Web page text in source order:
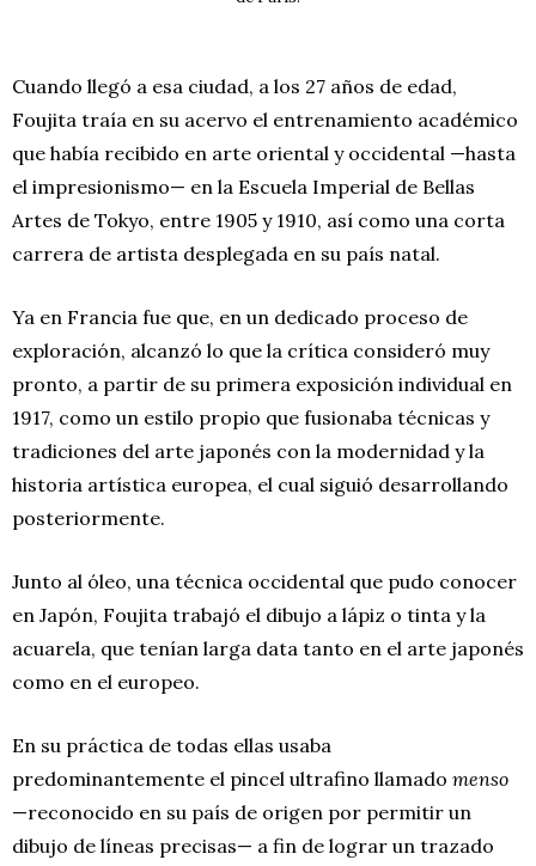
Cuando llegó a esa ciudad, a los 27 años de edad,
Foujita traía en su acervo el entrenamiento académico
que había recibido en arte oriental y occidental —hasta
el impresionismo— en la Escuela Imperial de Bellas
Artes de Tokyo, entre 1905 y 1910, así como una corta
carrera de artista desplegada en su país natal.
Ya en Francia fue que, en un dedicado proceso de
exploración, alcanzó lo que la crítica consideró muy
pronto, a partir de su primera exposición individual en
1917, como un estilo propio que fusionaba técnicas y
tradiciones del arte japonés con la modernidad y la
historia artística europea, el cual siguió desarrollando
posteriormente.
Junto al óleo, una técnica occidental que pudo conocer
en Japón, Foujita trabajó el dibujo a lápiz o tinta y la
acuarela, que tenían larga data tanto en el arte japonés
como en el europeo.
En su práctica de todas ellas usaba
predominantemente el pincel ultrafino llamado menso
—reconocido en su país de origen por permitir un
dibujo de líneas precisas— a fin de lograr un trazado